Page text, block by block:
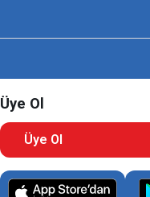
Uzman Diyanet - Sen
Üye Ol
Üye Ol